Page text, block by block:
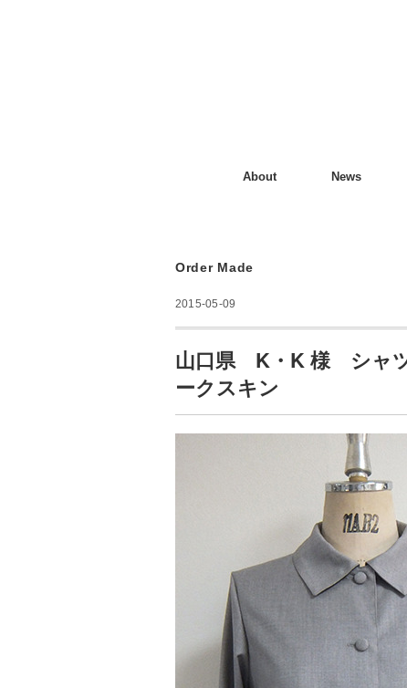
About News
Order Made
2015-05-09
山口県 K・K 様 シャ
ークスキン